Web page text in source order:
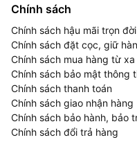
Chính sách
Chính sách hậu mãi trọn đời
Chính sách đặt cọc, giữ
Chính sách mua hàng từ xa
Chính sách bảo mật thông
Chính sách thanh toán
Chính sách giao nhận hàng
Chính sách bảo hành, bảo
Chính sách đổi trả hàng